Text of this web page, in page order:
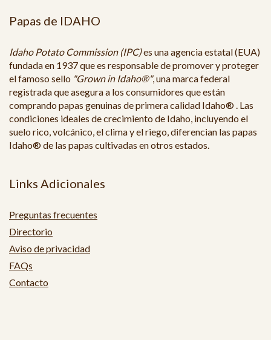
Papas de IDAHO
Idaho Potato Commission (IPC)es una agencia estatal (EUA)
fundada en 1937 que es responsable de promover y proteger
el famoso sello "Grown in Idaho®", una marca federal
registrada que asegura a los consumidores que están
comprando papas genuinas de primera calidad Idaho® . Las
condiciones ideales de crecimiento de Idaho, incluyendo el
suelo rico, volcánico, el clima y el riego, diferencian las papas
Idaho® de las papas cultivadas en otros estados.
Links Adicionales
Preguntas frecuentes
Directorio
Aviso de privacidad
FAQs
Contacto